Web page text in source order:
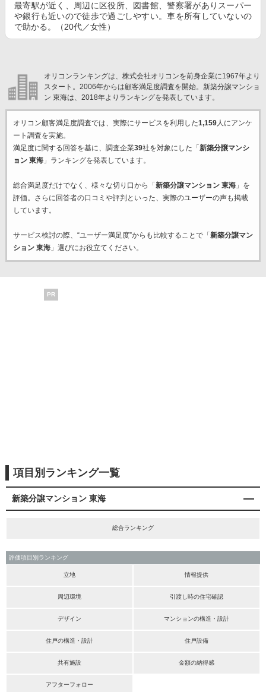
最寄駅が近く、周辺に区役所、図書館、警察署がありスーパー
や銀行も近いので徒歩で過ごしやすい。車を所有していないの
で助かる。（20代／女性）
オリコンランキングは、株式会社オリコンを前身企業に1967年より
スタート。2006年からは顧客満足度調査を開始。新築分譲マンショ
ン 東海は、2018年よりランキングを発表しています。
オリコン顧客満足度調査では、実際にサービスを利用した1,159人にアンケ
ート調査を実施。
満足度に関する回答を基に、調査企業39社を対象にした「 新築分譲マンシ
ョン 東海」ランキングを発表しています。
総合満足度だけでなく、様々な切り口から「 新築分譲マンション 東海」を
評価。さらに回答者の口コミや評判といった、実際のユーザーの声も掲載
しています。
サービス検討の際、“ユーザー満足度”からも比較することで「 新築分譲マン
ション 東海」選びにお役立てください。
PR
項目別ランキング一覧
新築分譲マンション 東海
総合ランキング
評価項目別ランキング
立地 情報提供
周辺環境 引渡し時の住宅確認
デザイン マンションの構造・設計
住戸の構造・設計 住戸設備
共有施設 金額の納得感
アフターフォロー